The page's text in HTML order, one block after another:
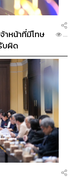
าหน้าที่มีโทษ
บผิด
...